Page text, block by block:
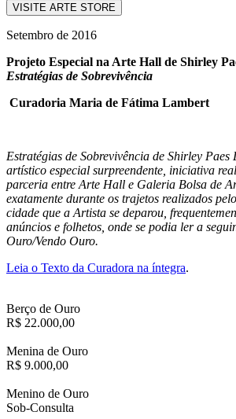
VISITE ARTE STORE
Setembro de 2016
Projeto Especial na Arte Hall de Shirley
Estratégias de Sobrevivência
Curadoria Maria de Fátima Lambert
Estratégias de Sobrevivência de Shirley Paes
artístico especial surpreendente, iniciativa
parceria entre Arte Hall e Galeria Bolsa de
exatamente durante os trajetos realizados
cidade que a Artista se deparou,
anúncios e folhetos, onde se podia ler a
Ouro/Vendo Ouro.
Leia o Texto da Curadora na íntegra.
Berço de Ouro
R$ 22.000,00
Menina de Ouro
R$ 9.000,00
Menino de Ouro
Sob-Consulta